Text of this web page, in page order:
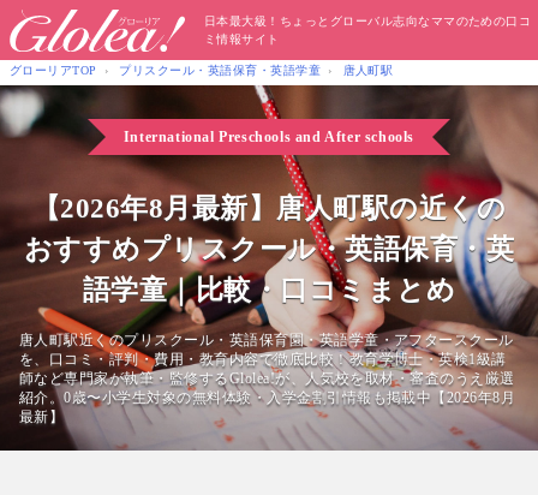
日本最大級！ちょっとグローバル志向なママのための口コ
ミ情報サイト
グローリアTOP プリスクール・英語保育・英語学童 唐人町駅
International Preschools and After schools
【2026年8月最新】唐人町駅の近くの
おすすめプリスクール・英語保育・英
語学童｜比較・口コミまとめ
唐人町駅近くのプリスクール・英語保育園・英語学童・アフタースクール
を、口コミ・評判・費用・教育内容で徹底比較！教育学博士・英検1級講
師など専門家が執筆・監修するGlolea!が、人気校を取材・審査のうえ厳選
紹介。0歳〜小学生対象の無料体験・入学金割引情報も掲載中【2026年8月
最新】